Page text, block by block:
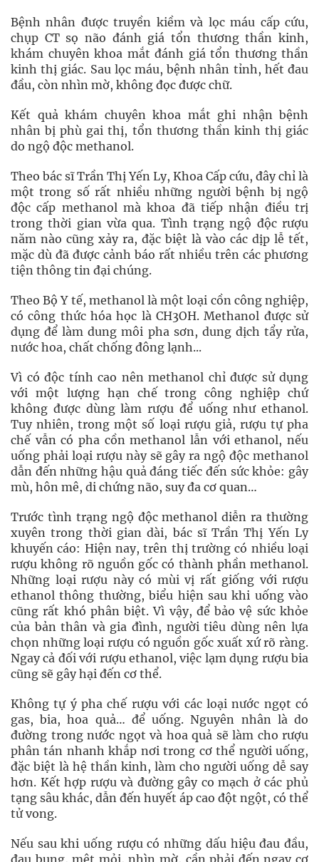
Bệnh nhân được truyền kiềm và lọc máu cấp cứu,
chụp CT sọ não đánh giá tổn thương thần kinh,
khám chuyên khoa mắt đánh giá tổn thương thần
kinh thị giác. Sau lọc máu, bệnh nhân tỉnh, hết đau
đầu, còn nhìn mờ, không đọc được chữ.
Kết quả khám chuyên khoa mắt ghi nhận bệnh
nhân bị phù gai thị, tổn thương thần kinh thị giác
do ngộ độc methanol.
Theo bác sĩ Trần Thị Yến Ly, Khoa Cấp cứu, đây chỉ là
một trong số rất nhiều những người bệnh bị ngộ
độc cấp methanol mà khoa đã tiếp nhận điều trị
trong thời gian vừa qua. Tình trạng ngộ độc rượu
năm nào cũng xảy ra, đặc biệt là vào các dịp lễ tết,
mặc dù đã được cảnh báo rất nhiều trên các phương
tiện thông tin đại chúng.
Theo Bộ Y tế, methanol là một loại cồn công nghiệp,
có công thức hóa học là CH3OH. Methanol được sử
dụng để làm dung môi pha sơn, dung dịch tẩy rửa,
nước hoa, chất chống đông lạnh...
Vì có độc tính cao nên methanol chỉ được sử dụng
với một lượng hạn chế trong công nghiệp chứ
không được dùng làm rượu để uống như ethanol.
Tuy nhiên, trong một số loại rượu giả, rượu tự pha
chế vẫn có pha cồn methanol lẫn với ethanol, nếu
uống phải loại rượu này sẽ gây ra ngộ độc methanol
dẫn đến những hậu quả đáng tiếc đến sức khỏe: gây
mù, hôn mê, di chứng não, suy đa cơ quan…
Trước tình trạng ngộ độc methanol diễn ra thường
xuyên trong thời gian dài, bác sĩ Trần Thị Yến Ly
khuyến cáo: Hiện nay, trên thị trường có nhiều loại
rượu không rõ nguồn gốc có thành phần methanol.
Những loại rượu này có mùi vị rất giống với rượu
ethanol thông thường, biểu hiện sau khi uống vào
cũng rất khó phân biệt. Vì vậy, để bảo vệ sức khỏe
của bản thân và gia đình, người tiêu dùng nên lựa
chọn những loại rượu có nguồn gốc xuất xứ rõ ràng.
Ngay cả đối với rượu ethanol, việc lạm dụng rượu bia
cũng sẽ gây hại đến cơ thể.
Không tự ý pha chế rượu với các loại nước ngọt có
gas, bia, hoa quả… để uống. Nguyên nhân là do
đường trong nước ngọt và hoa quả sẽ làm cho rượu
phân tán nhanh khắp nơi trong cơ thể người uống,
đặc biệt là hệ thần kinh, làm cho người uống dễ say
hơn. Kết hợp rượu và đường gây co mạch ở các phủ
tạng sâu khác, dẫn đến huyết áp cao đột ngột, có thể
tử vong.
Nếu sau khi uống rượu có những dấu hiệu đau đầu,
đau bụng, mệt mỏi, nhìn mờ, cần phải đến ngay cơ